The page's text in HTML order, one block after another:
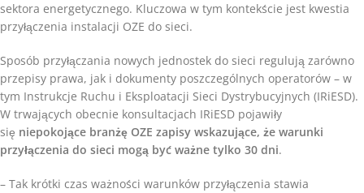
sektora energetycznego. Kluczowa w tym kontekście jest kwestia
przyłączenia instalacji OZE do sieci.
Sposób przyłączania nowych jednostek do sieci regulują zarówno
przepisy prawa, jak i dokumenty poszczególnych operatorów – w
tym Instrukcje Ruchu i Eksploatacji Sieci Dystrybucyjnych (IRiESD).
W trwających obecnie konsultacjach IRiESD pojawiły
się niepokojące branżę OZE zapisy wskazujące, że warunki
przyłączenia do sieci mogą być ważne tylko 30 dni.
– Tak krótki czas ważności warunków przyłączenia stawia